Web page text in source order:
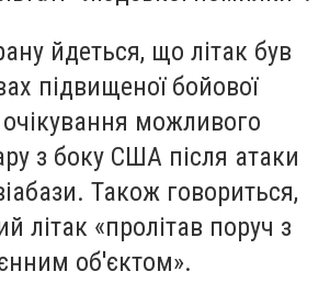
йдеться, що літак був
підвищеної бойової
очікування можливого
з боку США після атаки
Також говориться,
літак «пролітав поруч з
об'єктом».